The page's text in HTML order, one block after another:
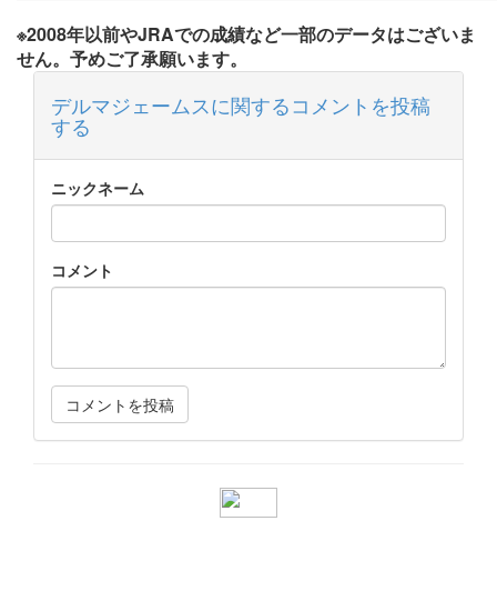
※2008年以前やJRAでの成績など一部のデータはございま
せん。予めご了承願います。
デルマジェームスに関するコメントを投稿
する
ニックネーム
コメント